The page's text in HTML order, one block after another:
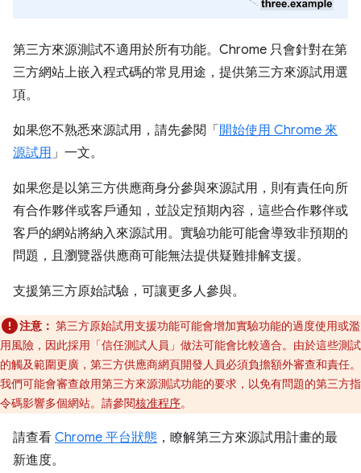
第三方來源測試不適用於所有功能。Chrome 只會針對在第
三方網站上嵌入程式碼的常見用途，提供第三方來源試用選
項。
如果您不熟悉來源試用，請先參閱「 開始使用 Chrome 來
源試用」一文。
如果您是以第三方供應商身分參與來源試用，則有責任向所
有合作夥伴或客戶通知，並設定預期內容，這些合作夥伴或
客戶的網站將納入來源試用。實驗功能可能會導致非預期的
問題，且瀏覽器供應商可能無法提供疑難排解支援。
支援第三方原始試驗，可讓更多人參與。
注意： 第三方原始試用支援功能可能會增加實驗功能的過度使用或濫
用風險，因此採用「信任測試人員」做法可能會比較適合。由於這些測試
的觸及範圍更廣，第三方供應商網頁開發人員必須負擔額外審查和責任。
我們可能會審查啟用第三方來源測試功能的要求，以免有問題的第三方指
令碼影響多個網站。請參閱核准程序。
請查看 Chrome 平台狀態 ，瞭解第三方來源試用計畫的最
新進度。